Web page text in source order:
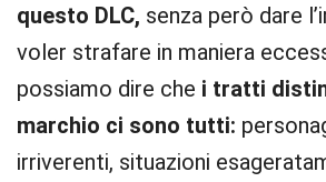
questo DLC, senza però dare
voler strafare in maniera
possiamo dire che i tratti
marchio ci sono tutti:
irriverenti, situazioni